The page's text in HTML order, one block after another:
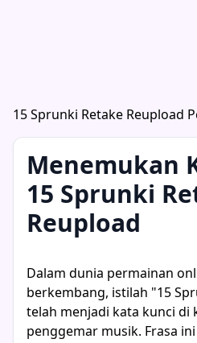
15 Sprunki Retake Reupload
Menemukan
15 Sprunki
Reupload
Dalam dunia permainan
berkembang, istilah "15
telah menjadi kata kunci di
penggemar musik. Frasa